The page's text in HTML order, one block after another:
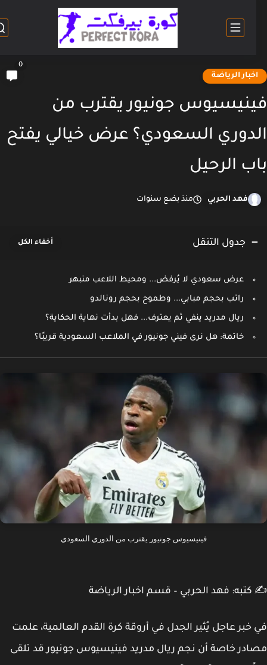
الرياضة
جونيور يقترب من
السعودي؟ عرض خيالي يفتح
الرحيل
فهد الحربي منذ بضع سنوات
جدول التنقل
عرض سعودي لا يُرفض... ومحيط اللاعب منبهر
راتب بحجم مبابي... وطموح بحجم رونالدو
ريال مدريد ينفي ثم يعترف... فهل بدأت نهاية الحكاية؟
خاتمة: هل نرى فيني جونيور في الملاعب السعودية قريبًا؟
فينيسيوس جونيور يقترب من الدوري السعودي
كتبه: فهد الحربي – قسم اخبار الرياضة
خبر عاجليُثير الجدل في أروقة كرة القدم العالمية، علمت
خاصة أن نجم ريال مدريدفينيسيوس جونيورقد تلقى